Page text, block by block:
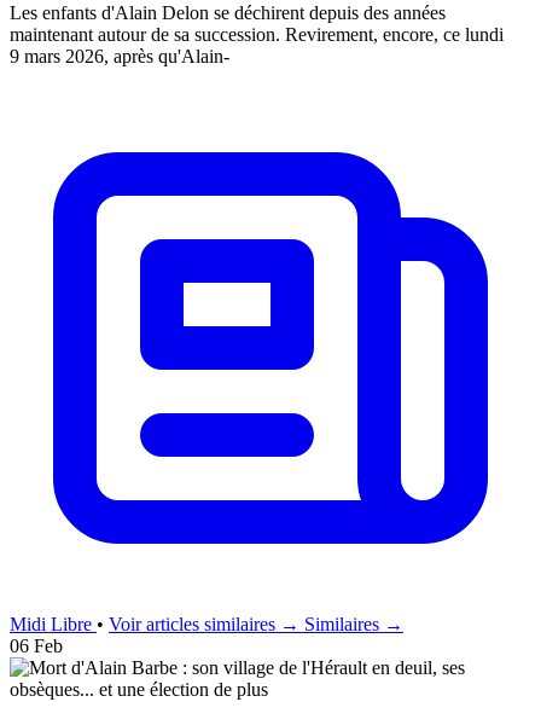
Les enfants d'Alain Delon se déchirent depuis des années
maintenant autour de sa succession. Revirement, encore, ce lundi
9 mars 2026, après qu'Alain-
Midi Libre • Voir articles similaires → Similaires →
06 Feb